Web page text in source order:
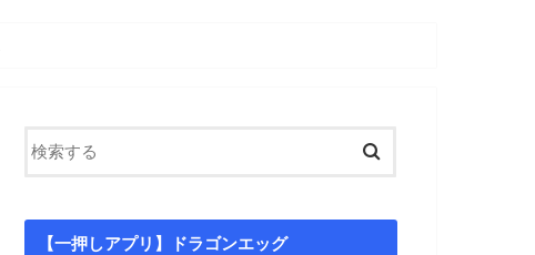
【一押しアプリ】ドラゴンエッグ